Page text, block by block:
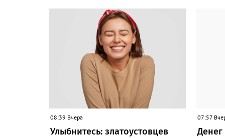
автоматизировать управление
образовательными процессами и
объединить разрозненные школьные
сервисы в одну безопасную
государственную экосистему, - сообщили
в региональном министерстве
образования. - Платформа ТОР “Моя
школа” объединит все школьные сервисы
в единую безопасную государственную
экосистему. Предполагается, что переход
пройдёт максимально комфортно для
пользователей». Привычные функции -
оценки, расписание, домашние задания,
связь с учителями, знакомые
пользователям экосистемы «Госуслуги
–
чёрном
08:39 Вчера
Улыбнитесь: златоустовцев
07:57
Денег